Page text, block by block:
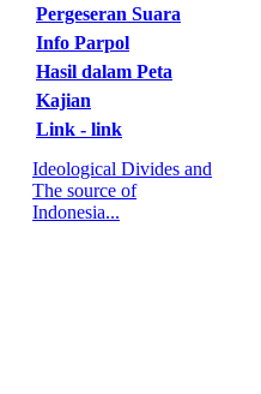
Pergeseran Suara
Info Parpol
Hasil dalam Peta
Kajian
Link - link
Ideological Divides and
The source of
Indonesia...